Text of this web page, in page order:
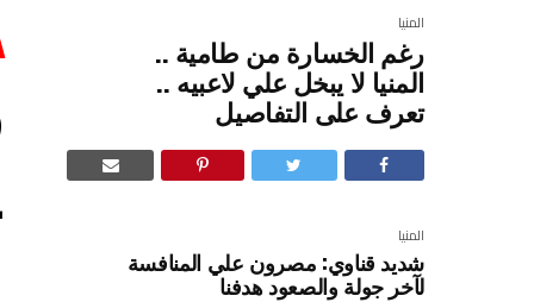
المنيا
رغم الخسارة من طامية ..
المنيا لا يبخل علي لاعبيه ..
تعرف على التفاصيل
المنيا
شديد قناوي: مصرون علي المنافسة
لآخر جولة والصعود هدفنا